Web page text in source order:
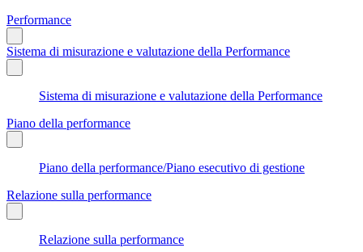
Performance
Sistema di misurazione e valutazione della Performance
Sistema di misurazione e valutazione della Performance
Piano della performance
Piano della performance/Piano esecutivo di gestione
Relazione sulla performance
Relazione sulla performance